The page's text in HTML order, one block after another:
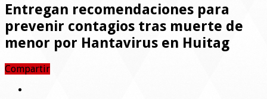
Entregan recomendaciones para
prevenir contagios tras muerte de
menor por Hantavirus en Huitag
Compartir